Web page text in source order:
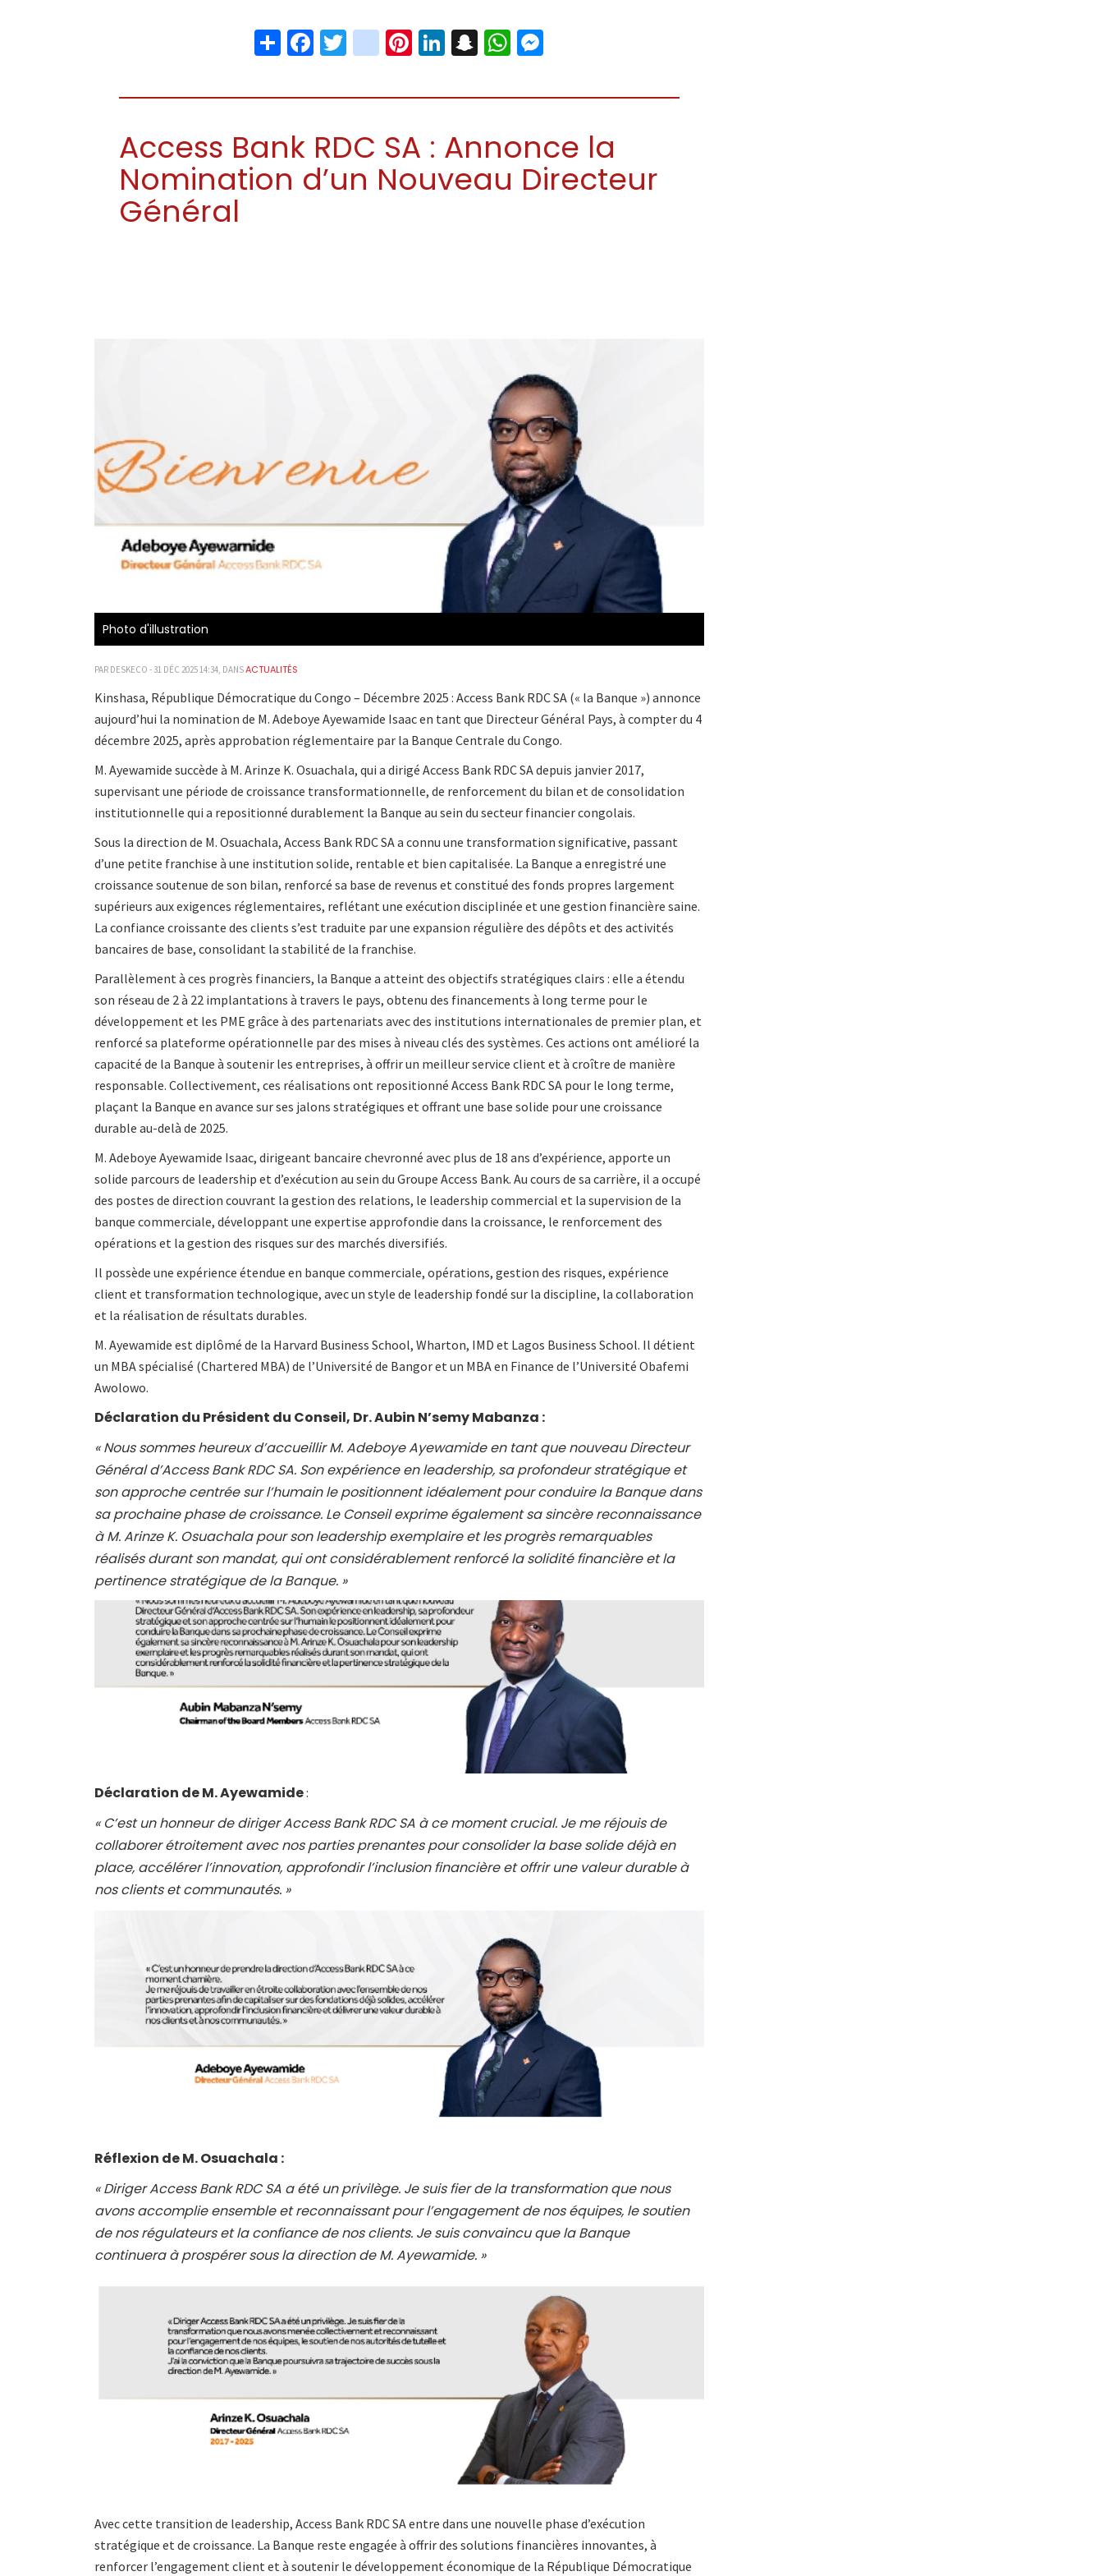
ShareFacebook
Twitter
instagram
Pinterest
LinkedIn
Snapchat
WhatsApp
Access Bank RDC SA : Annonce la
Nomination d’un Nouveau Directeur
Général
Photo d'illustration
PAR DESKECO - 31 DÉC 2025 14:34, DANSACTUALITÉS
Kinshasa, République Démocratique du Congo – Décembre 2025 : Access Bank RDC SA (« la Banque ») annonce
aujourd’hui la nomination de M. Adeboye Ayewamide Isaac en tant que Directeur Général Pays, à compter du 4
décembre 2025, après approbation réglementaire par la Banque Centrale du Congo.
M. Ayewamide succède à M. Arinze K. Osuachala, qui a dirigé Access Bank RDC SA depuis janvier 2017,
supervisant une période de croissance transformationnelle, de renforcement du bilan et de consolidation
institutionnelle qui a repositionné durablement la Banque au sein du secteur financier congolais.
Sous la direction de M. Osuachala, Access Bank RDC SA a connu une transformation significative, passant
d’une petite franchise à une institution solide, rentable et bien capitalisée. La Banque a enregistré une
croissance soutenue de son bilan, renforcé sa base de revenus et constitué des fonds propres largement
supérieurs aux exigences réglementaires, reflétant une exécution disciplinée et une gestion financière saine.
La confiance croissante des clients s’est traduite par une expansion régulière des dépôts et des activités
bancaires de base, consolidant la stabilité de la franchise.
Parallèlement à ces progrès financiers, la Banque a atteint des objectifs stratégiques clairs : elle a étendu
son réseau de 2 à 22 implantations à travers le pays, obtenu des financements à long terme pour le
développement et les PME grâce à des partenariats avec des institutions internationales de premier plan, et
renforcé sa plateforme opérationnelle par des mises à niveau clés des systèmes. Ces actions ont amélioré la
capacité de la Banque à soutenir les entreprises, à offrir un meilleur service client et à croître de manière
responsable. Collectivement, ces réalisations ont repositionné Access Bank RDC SA pour le long terme,
plaçant la Banque en avance sur ses jalons stratégiques et offrant une base solide pour une croissance
durable au-delà de 2025.
M. Adeboye Ayewamide Isaac, dirigeant bancaire chevronné avec plus de 18 ans d’expérience, apporte un
solide parcours de leadership et d’exécution au sein du Groupe Access Bank. Au cours de sa carrière, il a occupé
des postes de direction couvrant la gestion des relations, le leadership commercial et la supervision de la
banque commerciale, développant une expertise approfondie dans la croissance, le renforcement des
opérations et la gestion des risques sur des marchés diversifiés.
Il possède une expérience étendue en banque commerciale, opérations, gestion des risques, expérience
client et transformation technologique, avec un style de leadership fondé sur la discipline, la collaboration
et la réalisation de résultats durables.
M. Ayewamide est diplômé de la Harvard Business School, Wharton, IMD et Lagos Business School. Il détient
un MBA spécialisé (Chartered MBA) de l’Université de Bangor et un MBA en Finance de l’Université Obafemi
Awolowo.
Déclaration du Président du Conseil, Dr. Aubin N’semy Mabanza :
« Nous sommes heureux d’accueillir M. Adeboye Ayewamide en tant que nouveau Directeur
Général d’Access Bank RDC SA. Son expérience en leadership, sa profondeur stratégique et
son approche centrée sur l’humain le positionnent idéalement pour conduire la Banque dans
sa prochaine phase de croissance. Le Conseil exprime également sa sincère reconnaissance
à M. Arinze K. Osuachala pour son leadership exemplaire et les progrès remarquables
réalisés durant son mandat, qui ont considérablement renforcé la solidité financière et la
pertinence stratégique de la Banque. »
Déclaration de M. Ayewamide:
« C’est un honneur de diriger Access Bank RDC SA à ce moment crucial. Je me réjouis de
collaborer étroitement avec nos parties prenantes pour consolider la base solide déjà en
place, accélérer l’innovation, approfondir l’inclusion financière et offrir une valeur durable à
nos clients et communautés. »
Réflexion de M. Osuachala :
« Diriger Access Bank RDC SA a été un privilège. Je suis fier de la transformation que nous
avons accomplie ensemble et reconnaissant pour l’engagement de nos équipes, le soutien
de nos régulateurs et la confiance de nos clients. Je suis convaincu que la Banque
continuera à prospérer sous la direction de M. Ayewamide. »
Avec cette transition de leadership, Access Bank RDC SA entre dans une nouvelle phase d’exécution
stratégique et de croissance. La Banque reste engagée à offrir des solutions financières innovantes, à
renforcer l’engagement client et à soutenir le développement économique de la République Démocratique